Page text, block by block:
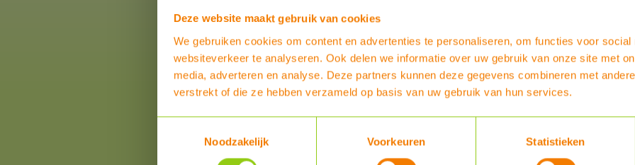
Deze website maakt gebruik van cookies
We gebruiken cookies om content en advertenties te personaliseren, om functies voor social
websiteverkeer te analyseren. Ook delen we informatie over uw gebruik van onze site met
media, adverteren en analyse. Deze partners kunnen deze gegevens combineren met
verstrekt of die ze hebben verzameld op basis van uw gebruik van hun services.
Noodzakelijk
Voorkeuren Statistieken
Verwarming
Douche waterbesparing
begrenzing
Zwembadverwarming
Meer Info
Wanduitloopkraan Grohe Euroeco Cosmopolitan
T, zelfsluitend
€ 182,10
verchroomd, zelfsluitend na 15 seconden.